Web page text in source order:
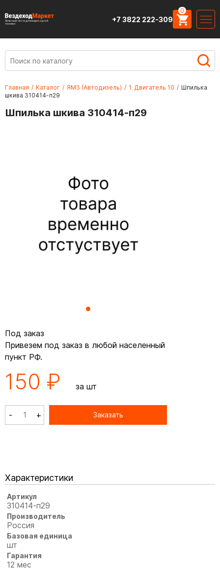
Запасные части для вездеходной
техники
+7 3822 222-309
0
Главная / Каталог / ЯМЗ (Автодизель) / 1. Двигатель 10 / Шпилька
шкива 310414-п29
Шпилька шкива 310414-п29
Под заказ
Привезем под заказ в любой населенный
пункт РФ.
150 ₽ за шт
- + Заказать
Характеристики
Артикул
310414-п29
Производитель
Россия
Базовая единица
шт
Гарантия
12 мес